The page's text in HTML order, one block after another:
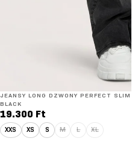
ÚJ
LONG
JEANSY LONG DZWONY PERFECT SLIM
BLACK
19.300 Ft
XXS XS S M L XL